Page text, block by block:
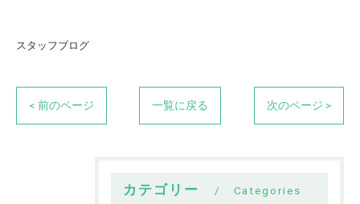
スタッフブログ
< 前のページ 一覧に戻る 次のページ >
カテゴリー Categories